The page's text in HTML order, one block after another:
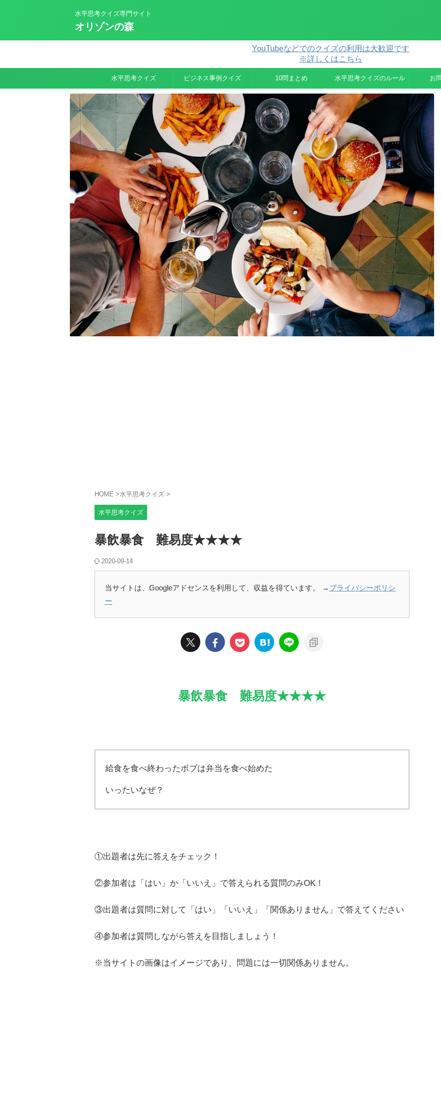
水平思考クイズ専門サイト
オリゾンの森
YouTubeなどでのクイズの利用は大歓迎です
※詳しくはこちら
水平思考クイズ ビジネス事例クイズ 10問まとめ 水平思考クイズのルール お
HOME >水平思考クイズ >
水平思考クイズ
暴飲暴食 難易度★★★★
2020-09-14
当サイトは、Googleアドセンスを利用して、収益を得ています。 → プライバシーポリシ
ー
暴飲暴食 難易度★★★★
給食を食べ終わったボブは弁当を食べ始めた
いったいなぜ？
①出題者は先に答えをチェック！
②参加者は「はい」か「いいえ」で答えられる質問のみOK！
③出題者は質問に対して「はい」「いいえ」「関係ありません」で答えてください
④参加者は質問しながら答えを目指しましょう！
※当サイトの画像はイメージであり、問題には一切関係ありません。